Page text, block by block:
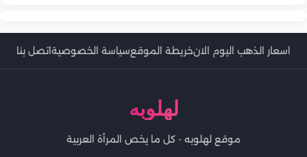
اسعار الذهب اليوم الانخريطة الموقعسياسة الخصوصيةاتصل بنا
لهلوبه
موقع لهلوبه - كل ما يخص المرأة العربية